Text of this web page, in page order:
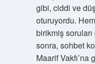
gibi, ciddi ve
oturuyordu.
birikmiş
sonra, sohbet
Maarif Vakfı’na